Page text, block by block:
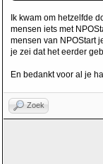
Ik kwam om hetzelfde
mensen iets met
mensen van NPOStart
je zei dat het eerder
En bedankt voor al je
Zoek